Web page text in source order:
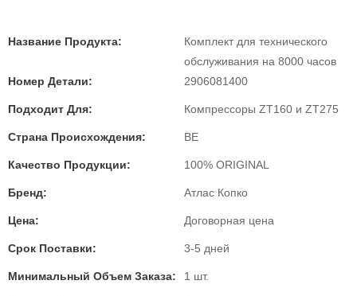
Название Продукта:
Комплект для технического
обслуживания на 8000 часов
Номер Детали:
2906081400
Подходит Для: Компрессоры ZT160 и ZT275
Страна Происхождения: BE
Качество Продукции: 100% ORIGINAL
Бренд: Атлас Копко
Цена: Договорная цена
Срок Поставки: 3-5 дней
Минимальный Объем Заказа: 1 шт.